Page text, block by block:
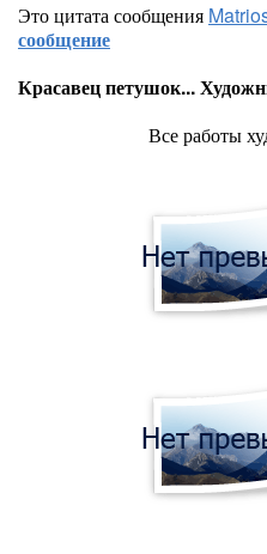
Это цитата сообщения
сообщение
Красавец петушок...
Все работы